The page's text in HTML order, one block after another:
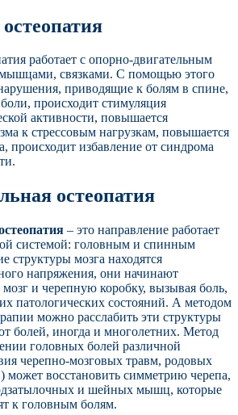
работает с опорно-двигательным
связками. С помощью этого
приводящие к болям в спине,
происходит стимуляция
активности, повышается
к стрессовым нагрузкам, повышается
происходит избавление от синдрома
остеопатия
– это направление работает
системой: головным и спинным
структуры мозга находятся
напряжения, они начинают
мозг и черепную коробку, вызывая боль,
патологических состояний. А методом
можно расслабить эти структуры
болей, иногда и многолетних. Метод
головных болей различной
черепно-мозговых травм, родовых
может восстановить симметрию черепа,
и шейных мышц, которые
к головным болям.